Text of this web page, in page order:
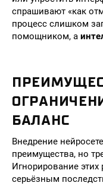
спрашивают «как
процесс слишком
помощником, а
БАЛАНС
Внедрение
преимущества, но
Игнорирование
серьёзным